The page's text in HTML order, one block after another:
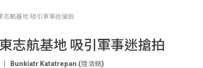
志航基地 吸引軍事迷搶拍
志航基地 吸引軍事迷搶拍
Bunkiatr Katatrepan (陸浩銘)